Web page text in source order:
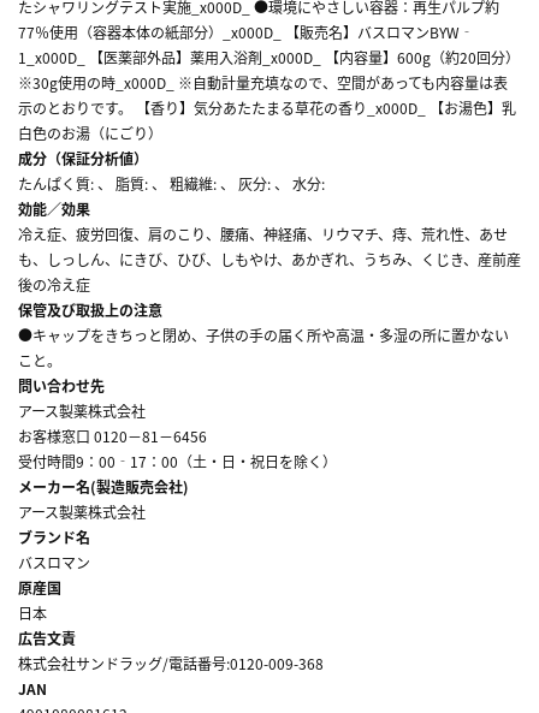
たシャワリングテスト実施_x000D_ ●環境にやさしい容器：再生パルプ約
77％使用（容器本体の紙部分）_x000D_ 【販売名】バスロマンBYW‐
1_x000D_ 【医薬部外品】薬用入浴剤_x000D_ 【内容量】600g（約20回分）
※30g使用の時_x000D_ ※自動計量充填なので、空間があっても内容量は表
示のとおりです。 【香り】気分あたたまる草花の香り_x000D_ 【お湯色】乳
白色のお湯（にごり）
成分（保証分析値）
たんぱく質: 、 脂質: 、 粗繊維: 、 灰分: 、 水分:
効能／効果
冷え症、疲労回復、肩のこり、腰痛、神経痛、リウマチ、痔、荒れ性、あせ
も、しっしん、にきび、ひび、しもやけ、あかぎれ、うちみ、くじき、産前産
後の冷え症
保管及び取扱上の注意
●キャップをきちっと閉め、子供の手の届く所や高温・多湿の所に置かない
こと。
問い合わせ先
アース製薬株式会社
お客様窓口 0120－81－6456
受付時間9：00‐17：00（土・日・祝日を除く）
メーカー名(製造販売会社)
アース製薬株式会社
ブランド名
バスロマン
原産国
日本
広告文責
株式会社サンドラッグ/電話番号:0120-009-368
JAN